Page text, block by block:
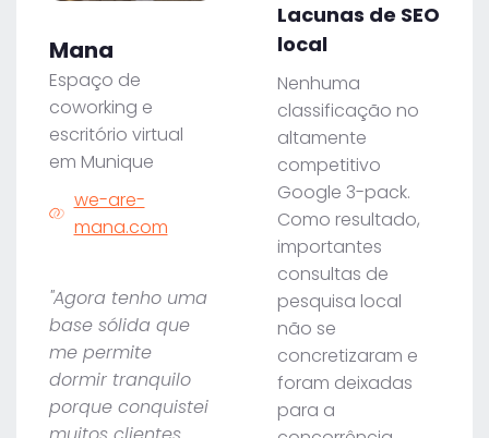
Lacunas de SEO
local
Nenhuma
classificação no
altamente
competitivo
Google 3-pack.
Como resultado,
importantes
consultas de
pesquisa local
não se
concretizaram e
foram deixadas
para a
Mana
Espaço de
coworking e
escritório virtual
em Munique
we-are-
mana.com
"Agora tenho uma
base sólida que
me permite
dormir tranquilo
porque conquistei